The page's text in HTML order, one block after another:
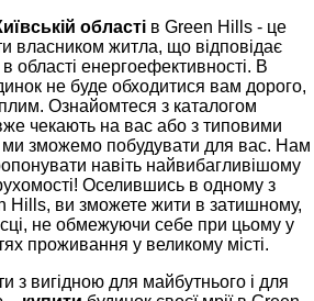
області в Green Hills - це
власником житла, що відповідає
області енергоефективності. В
не буде обходитися вам дорого,
Ознайомтеся з каталогом
чекають на вас або з типовими
ми зможемо побудувати для вас. Нам
навіть найвибагливішому
Оселившись в одному з
Hills, ви зможете жити в затишному,
не обмежуючи себе при цьому у
проживання у великому місті.
з вигідною для майбутнього і для